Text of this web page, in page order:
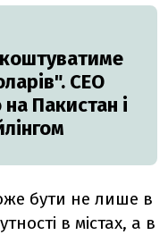
CEO
Пакистан і
бути не лише в
в містах, а в